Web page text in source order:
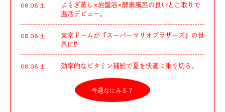
08.08 土
よもぎ蒸し×岩盤浴×酵素風呂の良いとこ取りで
温活デビュー。
08.08 土
東京ドームが『スーパーマリオブラザーズ』の世
界に⁉︎
08.08 土 効率的なビタミン補給で夏を快適に乗り切る。
今週なにみる？